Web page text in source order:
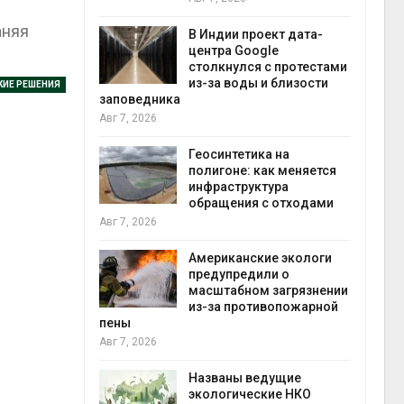
РЕШЕНИЯ
ИИ
в
фоне
В Индии проект дата-
центра Google
столкнулся с протестами
из-за воды и близости
заповедника
Авг 7, 2026
Геосинтетика на
полигоне: как меняется
инфраструктура
обращения с отходами
Авг 7, 2026
Американские экологи
предупредили о
масштабном загрязнении
из-за противопожарной
пены
Авг 7, 2026
Названы ведущие
экологические НКО